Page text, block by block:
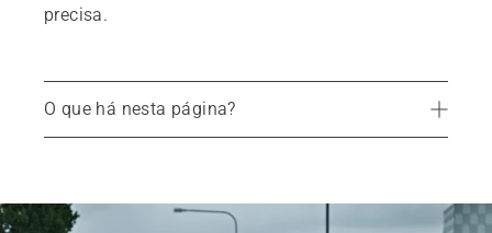
precisa.
O que há nesta página?
Produtos
Peças e acessórios